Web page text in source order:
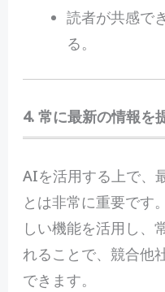
読者が共感で
る。
4. 常に最新の情報を
AIを活用する上で、
とは非常に重要です
しい機能を活用し、
れることで、競合他
できます。